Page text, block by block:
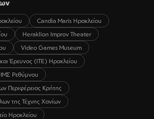
Candia Maris Ηρακλείου
Heraklion Improv Theater
Video Games Museum
Έρευνας (ΙΤΕ) Ηρακλείου
Ρεθύμνου
Περιφέρειας Κρήτης
της Τέχνης Χανίων
Ηρακλείου